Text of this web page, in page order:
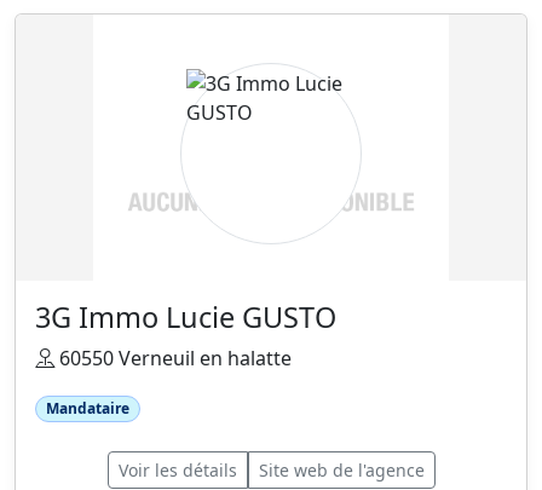
3G Immo Lucie GUSTO
60550 Verneuil en halatte
Mandataire
Voir les détails Site web de l'agence